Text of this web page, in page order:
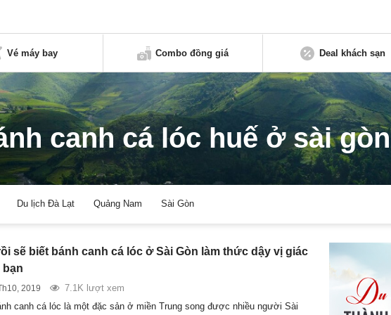
Vé máy bay Combo đồng giá Deal khách sạn
canh cá lóc huế ở sài gòn
Du lịch Đà Lạt Quảng Nam Sài Gòn
sẽ biết bánh canh cá lóc ở Sài Gòn làm thức dậy vị giác
2019
7.1K lượt xem
canh cá lóc là một đặc sản ở miền Trung song được nhiều người Sài